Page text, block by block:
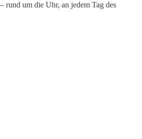
rund um die Uhr, an jedem Tag des